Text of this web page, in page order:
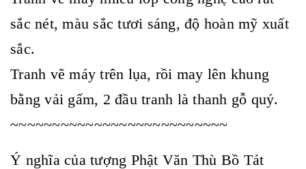
sắc nét, màu sắc tươi sáng, độ hoàn mỹ xuất
sắc.
Tranh vẽ máy trên lụa, rồi may lên khung
bằng vải gấm, 2 đầu tranh là thanh gỗ quý.
~~~~~~~~~~~~~~~~~~~~~~~~~~
Ý nghĩa của tượng Phật Văn Thù Bồ Tát